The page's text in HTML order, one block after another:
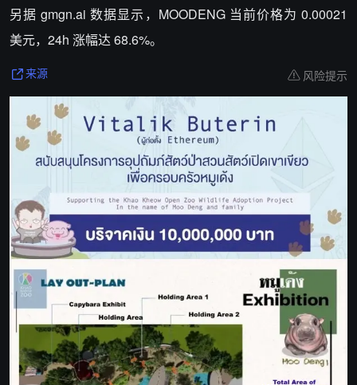
另据 gmgn.ai 数据显示，MOODENG 当前价格为 0.00021
美元，24h 涨幅达 68.6%。
来源 风险提示